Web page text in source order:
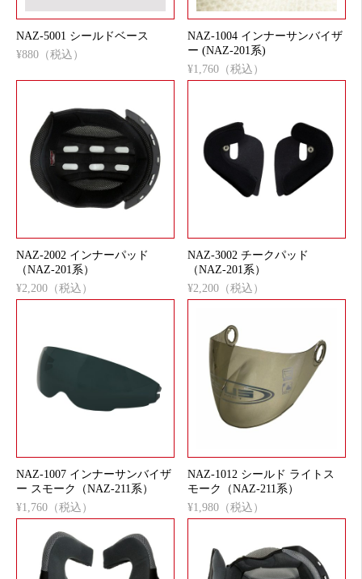
NAZ-5001 シールドベース
¥880（税込）
NAZ-1004 インナーサンバイザ
ー (NAZ-201系)
¥1,760（税込）
NAZ-2002 インナーパッド
（NAZ-201系）
¥2,200（税込）
NAZ-3002 チークパッド
（NAZ-201系）
¥2,200（税込）
NAZ-1007 インナーサンバイザ
ー スモーク（NAZ-211系）
¥1,760（税込）
NAZ-1012 シールド ライトス
モーク（NAZ-211系）
¥1,980（税込）